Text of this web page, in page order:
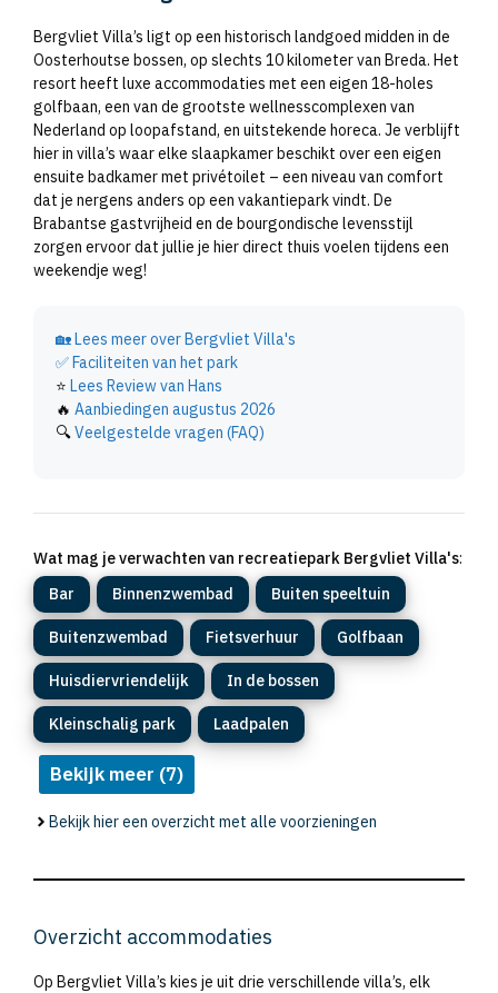
Bergvliet Villa’s ligt op een historisch landgoed midden in de
Oosterhoutse bossen, op slechts 10 kilometer van Breda. Het
resort heeft luxe accommodaties met een eigen 18-holes
golfbaan, een van de grootste wellnesscomplexen van
Nederland op loopafstand, en uitstekende horeca. Je verblijft
hier in villa’s waar elke slaapkamer beschikt over een eigen
ensuite badkamer met privétoilet – een niveau van comfort
dat je nergens anders op een vakantiepark vindt. De
Brabantse gastvrijheid en de bourgondische levensstijl
zorgen ervoor dat jullie je hier direct thuis voelen tijdens een
weekendje weg!
🏡Lees meer over Bergvliet Villa's
✅Faciliteiten van het park
⭐ Lees Review van Hans
🔥 Aanbiedingen augustus 2026
🔍Veelgestelde vragen (FAQ)
Wat mag je verwachten van recreatiepark Bergvliet Villa's:
Bar
Binnenzwembad Buiten speeltuin
Buitenzwembad Fietsverhuur Golfbaan
Huisdiervriendelijk In de bossen
Kleinschalig park Laadpalen
Bekijk meer (7)
Bekijk hier een overzicht met alle voorzieningen
Overzicht accommodaties
Op Bergvliet Villa’s kies je uit drie verschillende villa’s, elk